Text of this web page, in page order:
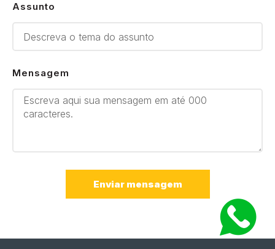
Assunto
Mensagem
Enviar mensagem